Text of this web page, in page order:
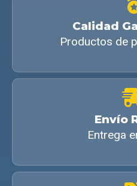
Calidad
Productos de
Envío
Entrega